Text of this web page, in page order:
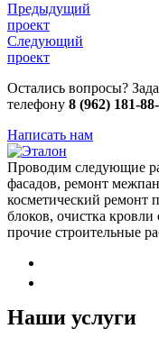
Предыдущий
проект
Следующий
проект
Остались вопросы?
телефону 8 (962) 181-
Написать нам
Проводим следующие
фасадов, ремонт
косметический ремонт
блоков, очистка кровли
прочие строительные
Наши услуги